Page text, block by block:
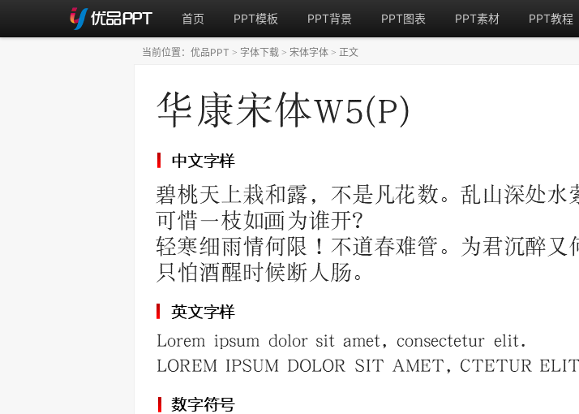
首页 PPT模板 PPT背景 PPT图表 PPT素材 PPT教程
当前位置： 优品PPT > 字体下载 > 宋体字体 > 正文